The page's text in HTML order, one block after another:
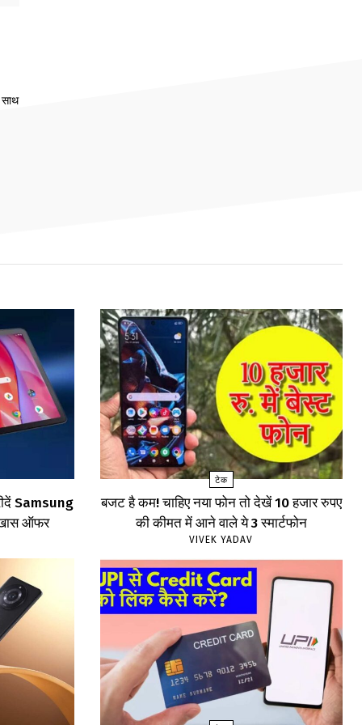
Samsung
ऑफर
टेक
बजट है कम! चाहिए नया फोन तो देखें 10 हजार रुपए
की कीमत में आने वाले ये 3 स्मार्टफोन
VIVEK YADAV